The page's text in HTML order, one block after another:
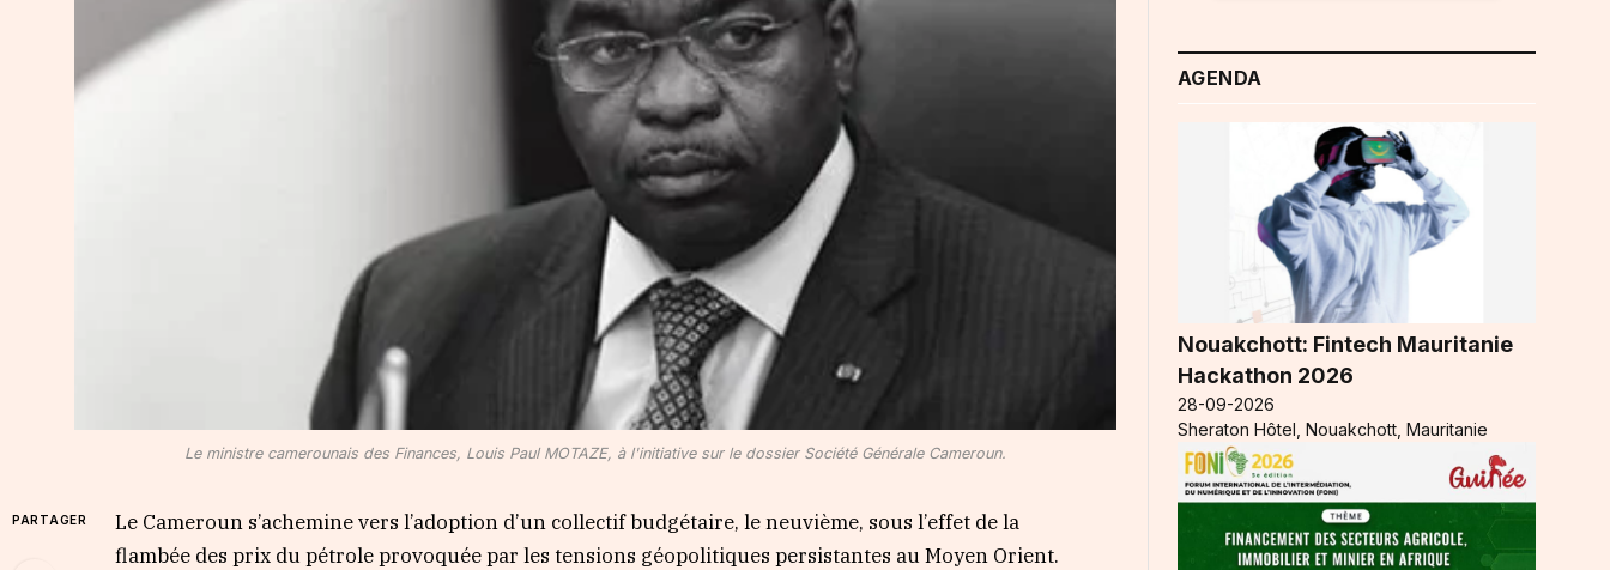
Le ministre camerounais des Finances, Louis Paul MOTAZE, à l'initiative sur le dossier Société Générale Cameroun.
PARTAGER
Le Cameroun s’achemine vers l’adoption d’un collectif budgétaire, le neuvième, sous l’effet de la
flambée des prix du pétrole provoquée par les tensions géopolitiques persistantes au Moyen Orient.
AGENDA
Nouakchott: Fintech Mauritanie
Hackathon 2026
28-09-2026
Sheraton Hôtel, Nouakchott, Mauritanie